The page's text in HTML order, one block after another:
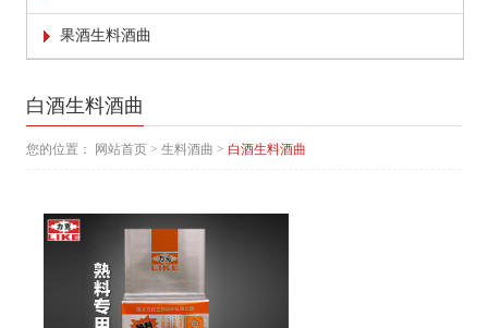
果酒生料酒曲
白酒生料酒曲
您的位置： 网站首页 > 生料酒曲 > 白酒生料酒曲